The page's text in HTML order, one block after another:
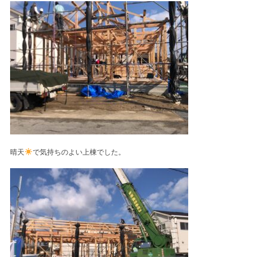
晴天 で気持ちのよい上棟でした。